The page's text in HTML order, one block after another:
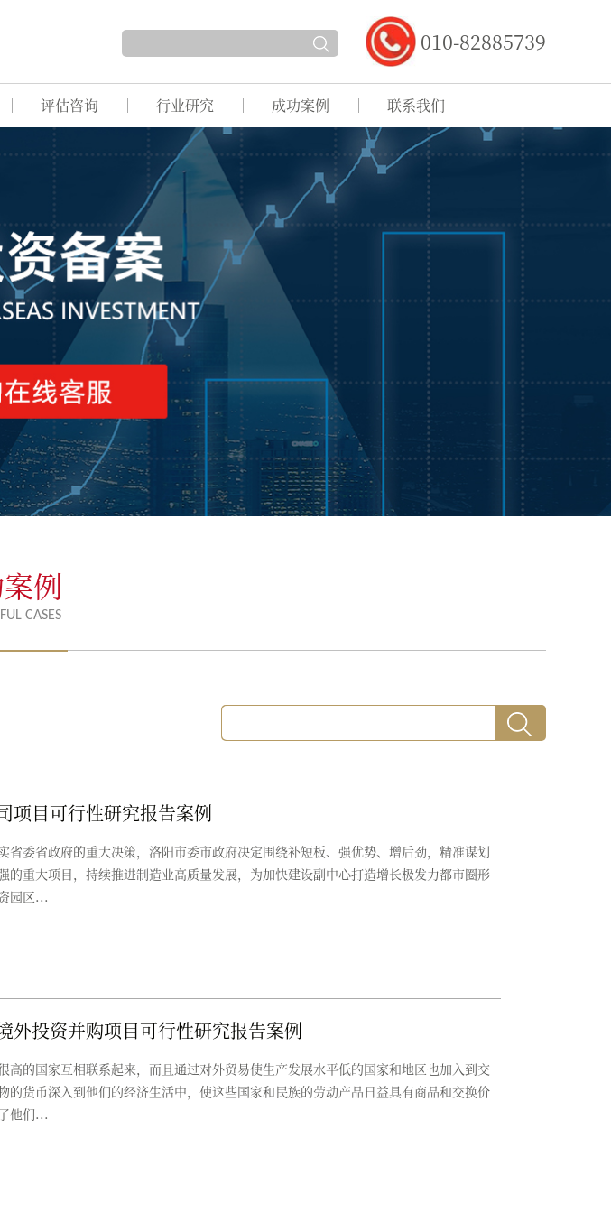
010-82885739
评估咨询 行业研究 成功案例 联系我们
例
CASES
项目可行性研究报告案例
省委省政府的重大决策，洛阳市委市政府决定围绕补短板、强优势、增后劲，精准谋划
的重大项目，持续推进制造业高质量发展，为加快建设副中心打造增长极发力都市圈形
园区...
外投资并购项目可行性研究报告案例
高的国家互相联系起来，而且通过对外贸易使生产发展水平低的国家和地区也加入到交
的货币深入到他们的经济生活中，使这些国家和民族的劳动产品日益具有商品和交换价
他们...